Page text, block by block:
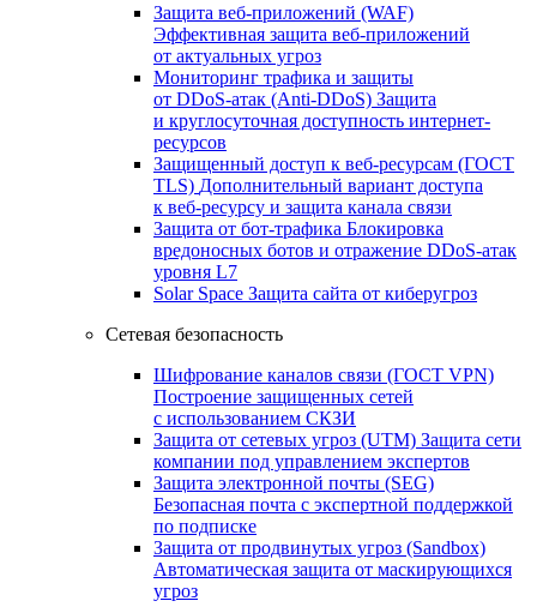
Защита веб-приложений (WAF)
Эффективная защита веб-приложений
от актуальных угроз
Мониторинг трафика и защиты
от DDoS‑атак (Anti‑DDoS) Защита
и круглосуточная доступность интернет-
ресурсов
Защищенный доступ к веб-ресурсам (ГОСТ
TLS) Дополнительный вариант доступа
к веб‑ресурсу и защита канала связи
Защита от бот‑трафика Блокировка
вредоносных ботов и отражение DDoS‑атак
уровня L7
Solar Space Защита сайта от киберугроз
Сетевая безопасность
Шифрование каналов связи (ГОСТ VPN)
Построение защищенных сетей
с использованием СКЗИ
Защита от сетевых угроз (UTM) Защита сети
компании под управлением экспертов
Защита электронной почты (SEG)
Безопасная почта с экспертной поддержкой
по подписке
Защита от продвинутых угроз (Sandbox)
Автоматическая защита от маскирующихся
угроз